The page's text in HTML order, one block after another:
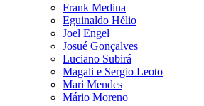
Frank Medina
Eguinaldo Hélio
Joel Engel
Josué Gonçalves
Luciano Subirá
Magali e Sergio Leoto
Mari Mendes
Mário Moreno